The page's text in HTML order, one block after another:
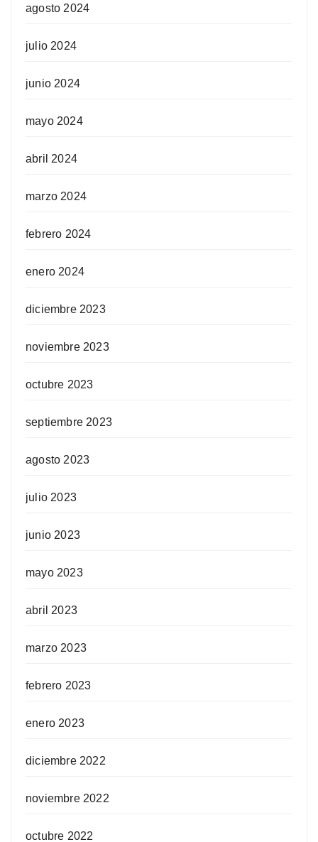
agosto 2024
julio 2024
junio 2024
mayo 2024
abril 2024
marzo 2024
febrero 2024
enero 2024
diciembre 2023
noviembre 2023
octubre 2023
septiembre 2023
agosto 2023
julio 2023
junio 2023
mayo 2023
abril 2023
marzo 2023
febrero 2023
enero 2023
diciembre 2022
noviembre 2022
octubre 2022